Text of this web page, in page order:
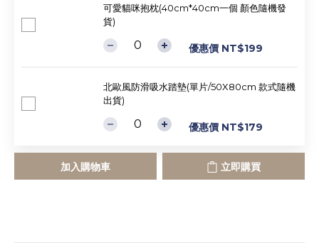
可愛貓咪抱枕(40cm*40cm一個 顏色隨機發
貨)
優惠價 NT$199
北歐風防滑吸水踏墊(單片/50X80cm 款式隨機
出貨)
優惠價 NT$179
加入購物車 立即購買